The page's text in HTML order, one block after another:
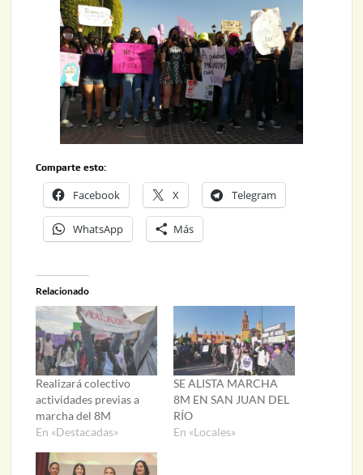
Comparte esto:
Facebook X Telegram
WhatsApp Más
Relacionado
Realizará colectivo
actividades previas a
marcha del 8M
En «Destacadas»
SE ALISTA MARCHA
8M EN SAN JUAN DEL
RÍO
En «Locales»